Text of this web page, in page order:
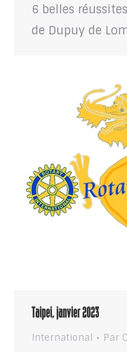
6 belles
de Dupuy de
Taipei, janvier 2023
International Par